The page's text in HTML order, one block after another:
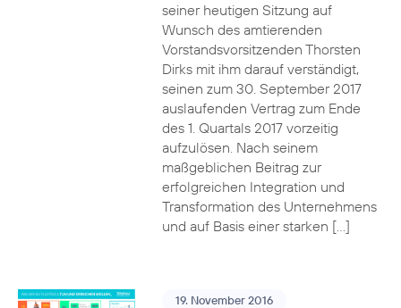
seiner heutigen Sitzung auf
Wunsch des amtierenden
Vorstandsvorsitzenden Thorsten
Dirks mit ihm darauf verständigt,
seinen zum 30. September 2017
auslaufenden Vertrag zum Ende
des 1. Quartals 2017 vorzeitig
aufzulösen. Nach seinem
maßgeblichen Beitrag zur
erfolgreichen Integration und
Transformation des Unternehmens
und auf Basis einer starken […]
19. November 2016